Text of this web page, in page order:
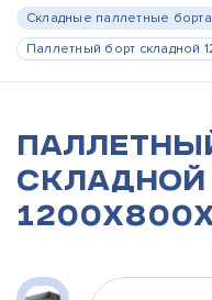
Складные паллетные борта
Паллетный борт складной
складной